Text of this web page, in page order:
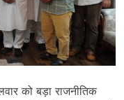
को बड़ा राजनीतिक